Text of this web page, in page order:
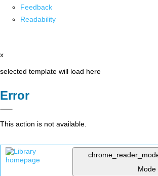
Feedback
Readability
x
selected template will load here
Error
This action is not available.
Mode